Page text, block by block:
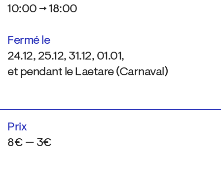
10:00 → 18:00
Fermé le
24.12, 25.12, 31.12, 01.01,
et pendant le Laetare (Carnaval)
Prix
8€ — 3€